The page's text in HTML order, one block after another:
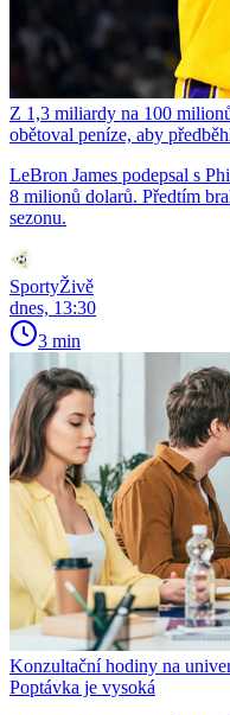
Z 1,3 miliardy na 100
obětoval peníze, aby
LeBron James podepsal s
8 milionů dolarů. Předtím
sezonu.
SportyŽivě
dnes, 13:30
3 min
Konzultační hodiny na
Poptávka je vysoká